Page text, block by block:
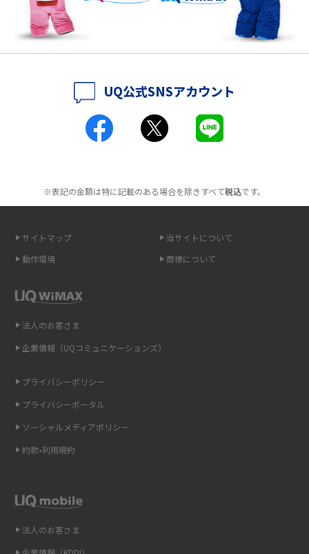
持ち運びできるポケット型Wi-Fiのおススメの選び方は？メリット・デメリ
ットも紹介
ポケット型Wi-Fiはクレカなしでも利用できる？口座振替の方法や注意点も
ポケット型Wi-Fiとは？通信の仕組みやメリット・デメリットを解説
工事不要！置くだけWi-Fiの特徴は？メリット・デメリットや選び方を解説
介
ポケット型Wi-Fi（モバイルWi-Fi）とは？おススメする方の特徴や選び方を
点も解説
ギガバイト（GB）とは？1GBの目安やギガが足りない時の対処法を紹介
Wi-Fiを自宅に設置する方法は？必要なことやポイントも紹介
光ファイバーとは？仕組みやメリット・デメリットを初心者向けにわかり
UQ公式SNSアカウント
※表記の金額は特に記載のある場合を除きすべて税込です。
サイトマップ
当サイトについて
動作環境
商標について
法人のお客さま
法人のお客さま
企業情報（UQコミュニケーションズ）
プライバシーポリシー
プライバシーポータル
ソーシャルメディアポリシー
約款•利用規約